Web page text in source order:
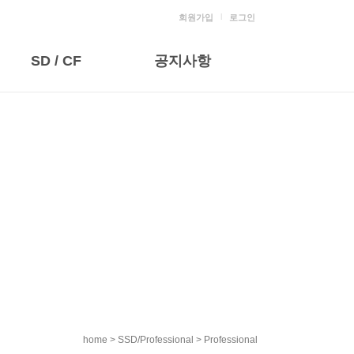
SD / CF 공지사항
회원가입 l 로그인
home > SSD/Professional > Professional